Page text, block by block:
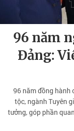
96 năm
Đảng:
96 năm đồng hành
tộc, ngành Tuyên
tưởng, góp phần
ý chí và khơi